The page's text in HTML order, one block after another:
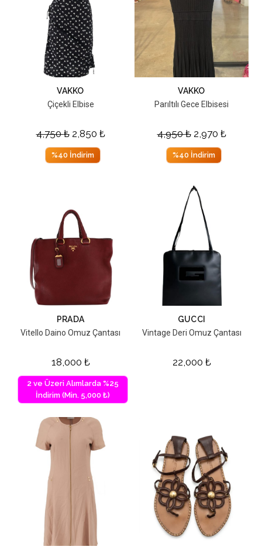
VAKKO
Çiçekli Elbise
4,750₺ 2,850 ₺
%40 İndirim
VAKKO
Parıltılı Gece Elbisesi
4,950₺ 2,970 ₺
%40 İndirim
PRADA
Vitello Daino Omuz Çantası
18,000 ₺
2 ve Üzeri Alımlarda %25
İndirim (Min. 5,000 ₺)
GUCCI
Vintage Deri Omuz Çantası
22,000 ₺